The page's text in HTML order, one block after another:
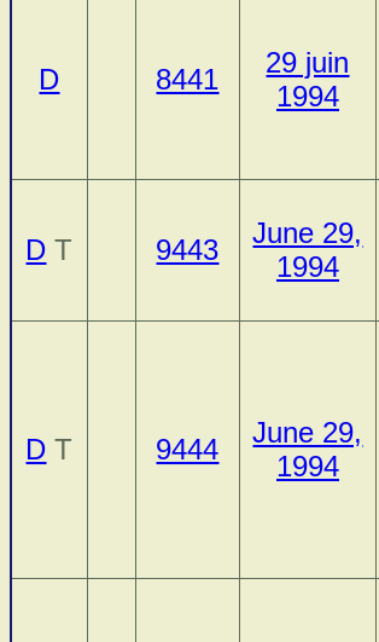
D 8441
29 juin
1994
D T 9443
June 29,
1994
D T 9444
June 29,
1994